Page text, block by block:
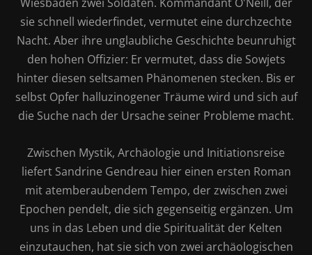
sie schnell wiederfindet, vermutet eine durchzechte
Nacht. Aber ihre unglaubliche Geschichte beunruhigt
den hohen Offizier: Er vermutet, dass die Sowjets
hinter diesen seltsamen Phänomenen stecken. Bis er
selbst Opfer halluzinogener Träume wird und sich auf
die Suche nach der Ursache seiner Probleme macht.
Zwischen Mystik, Archäologie und Initiationsreise
liefert Sandrine Gendreau hier einen ersten Roman
mit atemberaubendem Tempo, der zwischen zwei
Epochen pendelt, die sich gegenseitig ergänzen. Um
uns in das Leben und die Spiritualität der Kelten
einzutauchen, hat sie sich von zwei archäologischen